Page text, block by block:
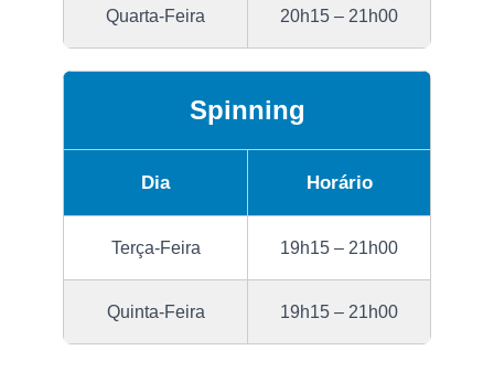
Quarta-Feira 20h15 – 21h00
Spinning
Dia Horário
Terça-Feira 19h15 – 21h00
Quinta-Feira 19h15 – 21h00